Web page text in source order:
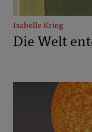
Isabelle Krieg
Die Welt